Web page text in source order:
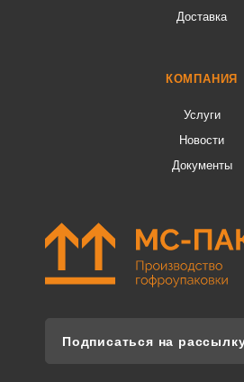
Доставка
КОМПАНИЯ
Услуги
Новости
Документы
Подписаться на